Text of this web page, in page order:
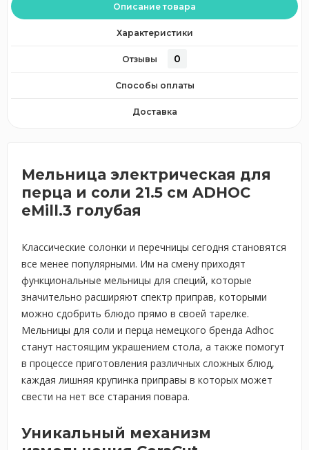
Описание товара
Характеристики
Отзывы 0
Способы оплаты
Доставка
Мельница электрическая для
перца и соли 21.5 см ADHOC
eMill.3 голубая
Классические солонки и перечницы сегодня становятся
все менее популярными. Им на смену приходят
функциональные мельницы для специй, которые
значительно расширяют спектр приправ, которыми
можно сдобрить блюдо прямо в своей тарелке.
Мельницы для соли и перца немецкого бренда Adhoc
станут настоящим украшением стола, а также помогут
в процессе приготовления различных сложных блюд,
каждая лишняя крупинка приправы в которых может
свести на нет все старания повара.
Уникальный механизм